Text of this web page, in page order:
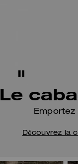
Le
Emportez
Découvrez la